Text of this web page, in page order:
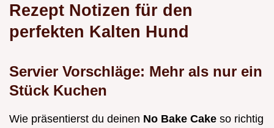
Rezept Notizen für den
perfekten Kalten Hund
Servier Vorschläge: Mehr als nur ein
Stück Kuchen
Wie präsentierst du deinen No Bake Cake so richtig